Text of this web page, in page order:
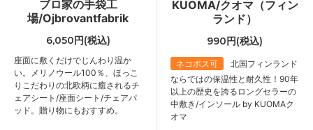
ブロ家の手袋工
場/Ojbrovantfabrik
6,050円(税込)
座面に敷くだけでじんわり温か
い。メリノウール100％、ほっこ
りこだわりの北欧柄に癒されるチ
ェアシート/座面シート/チェアパ
ッド。贈り物にもおすすめ。
KUOMA/クオマ（フィン
ランド）
990円(税込)
ネコポス可
北国フィンランド
ならではの保温性と耐久性！90年
以上の歴史を誇るロングセラーの
中敷き/インソール by KUOMAク
オマ